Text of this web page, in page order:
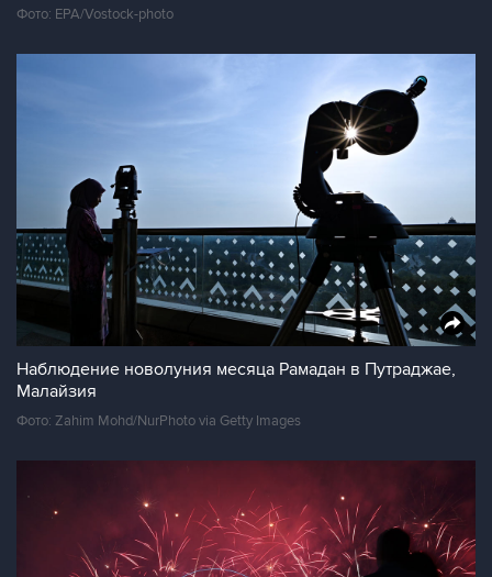
Фото: EPA/Vostock-photo
Наблюдение новолуния месяца Рамадан в Путраджае,
Малайзия
Фото: Zahim Mohd/NurPhoto via Getty Images